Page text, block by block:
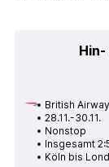
Hin-
British
28.11.-30.11.
Nonstop
Insgesamt
Köln bis